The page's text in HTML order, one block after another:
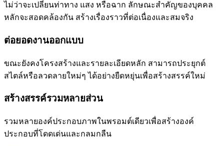
ไม่ว่าจะเปลี่ยนท่าทาง แสง หรือฉาก ลักษณะสำคัญของบุคคล
หลักจะสอดคล้องกัน สร้างเรื่องราวที่ต่อเนื่องและสมจริง
ต่อยอดงานออกแบบ
ขณะยังคงโครงสร้างและรายละเอียดหลัก สามารถประยุกต์
สไตล์หรือลวดลายใหม่ๆ ได้อย่างยืดหยุ่นเพื่อสร้างสรรค์ใหม่
สร้างสรรค์รวมหลายส่วน
รวมหลายองค์ประกอบภาพในพรอมต์เดียวเพื่อสร้างองค์
ประกอบที่โดดเด่นและกลมกลืน